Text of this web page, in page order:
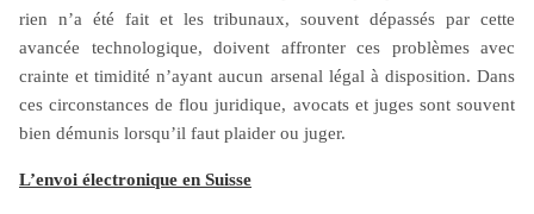
persistent. Une récente affaire pénale a mis en lumière
les risques liés à cette méthode : un avocat a raté le
délai d’appel en raison d’une panne du service IncaMail,
ce qui a conduit le Tribunal fédéral à considérer l’appel
comme tardif, malgré la situation indépendante de sa
pour les avocats dans le cadre d’éventuels problèmes
rien n’a été fait et les tribunaux, souvent dépassés par cette
avancée technologique, doivent affronter ces problèmes avec
crainte et timidité n’ayant aucun arsenal légal à disposition. Dans
ces circonstances de flou juridique, avocats et juges sont souvent
bien démunis lorsqu’il faut plaider ou juger.
L’envoi électronique en Suisse